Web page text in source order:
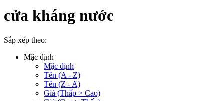
cửa kháng nước
Sắp xếp theo:
Mặc định
Mặc định
Tên (A - Z)
Tên (Z - A)
Giá (Thấp > Cao)